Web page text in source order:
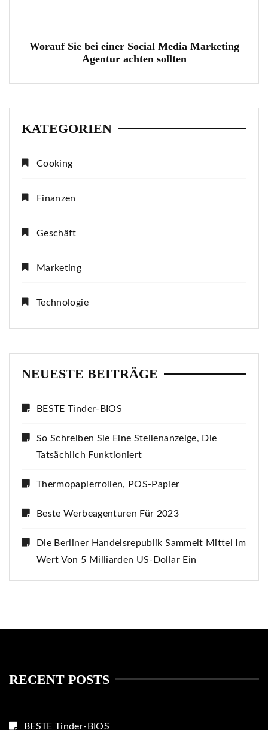
Worauf Sie bei einer Social Media Marketing
Agentur achten sollten
KATEGORIEN
Cooking
Finanzen
Geschäft
Marketing
Technologie
NEUESTE BEITRÄGE
BESTE Tinder-BIOS
So Schreiben Sie Eine Stellenanzeige, Die
Tatsächlich Funktioniert
Thermopapierrollen, POS-Papier
Beste Werbeagenturen Für 2023
Die Berliner Handelsrepublik Sammelt Mittel Im
Wert Von 5 Milliarden US-Dollar Ein
RECENT POSTS
BESTE Tinder-BIOS